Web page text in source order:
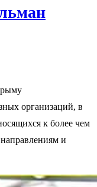
организаций, в
к более чем
и